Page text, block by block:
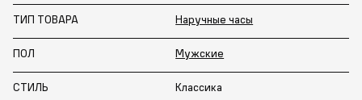
ТИП ТОВАРА Наручные часы
ПОЛ Мужские
СТИЛЬ Классика